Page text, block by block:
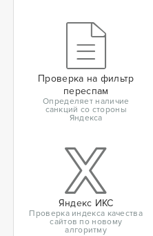
Проверка на фильтр
переспам
Определяет наличие
санкций со стороны
Яндекса
Яндекс ИКС
Проверка индекса качества
сайтов по новому
алгоритму